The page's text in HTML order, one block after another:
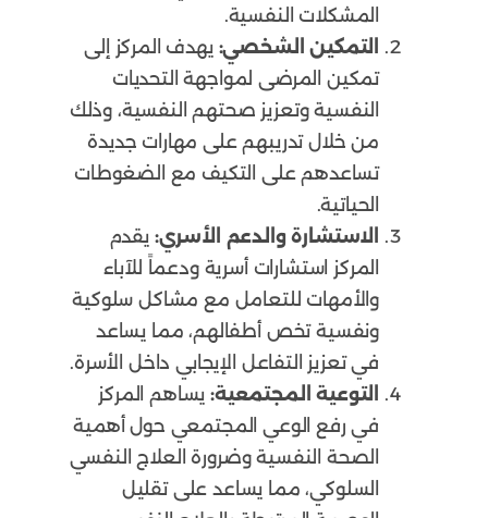
المشكلات النفسية.
التمكين الشخصي: يهدف المركز إلى
تمكين المرضى لمواجهة التحديات
النفسية وتعزيز صحتهم النفسية، وذلك
من خلال تدريبهم على مهارات جديدة
تساعدهم على التكيف مع الضغوطات
الحياتية.
الاستشارة والدعم الأسري: يقدم
المركز استشارات أسرية ودعماً للآباء
والأمهات للتعامل مع مشاكل سلوكية
ونفسية تخص أطفالهم، مما يساعد
في تعزيز التفاعل الإيجابي داخل الأسرة.
التوعية المجتمعية:يساهم المركز
في رفع الوعي المجتمعي حول أهمية
الصحة النفسية وضرورة العلاج النفسي
السلوكي، مما يساعد على تقليل